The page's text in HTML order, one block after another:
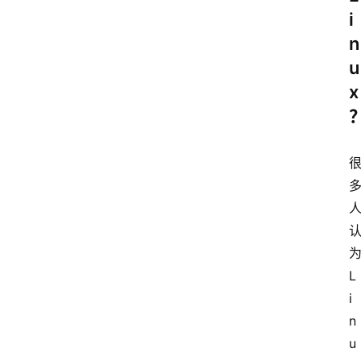
i
n
u
x
很
多
人
认
为
L
i
n
u